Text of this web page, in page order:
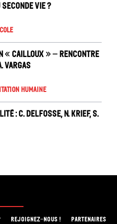
vie ?
Cailloux » – rencontre
Vargas
humaine
: C. Delfosse, N. Krief, S.
REJOIGNEZ-NOUS ! PARTENAIRES